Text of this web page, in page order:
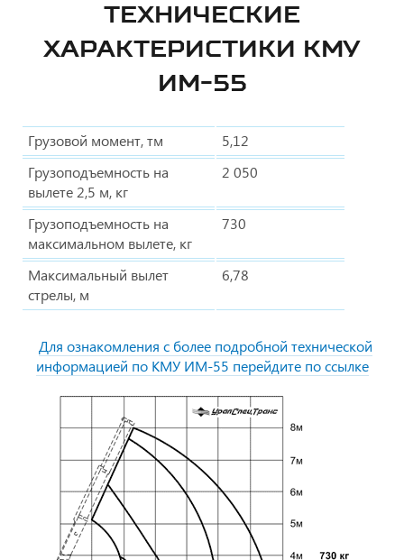
ТЕХНИЧЕСКИЕ
ХАРАКТЕРИСТИКИ КМУ
ИМ-55
Грузовой момент, тм
5,12
Грузоподъемность на
вылете 2,5 м, кг
2 050
Грузоподъемность на
максимальном вылете, кг
730
Максимальный вылет
стрелы, м
6,78
Для ознакомления с более подробной технической
информацией по КМУ ИМ-55 перейдите по ссылке